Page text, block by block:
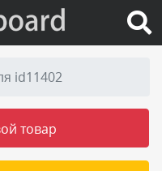
id11402
товар